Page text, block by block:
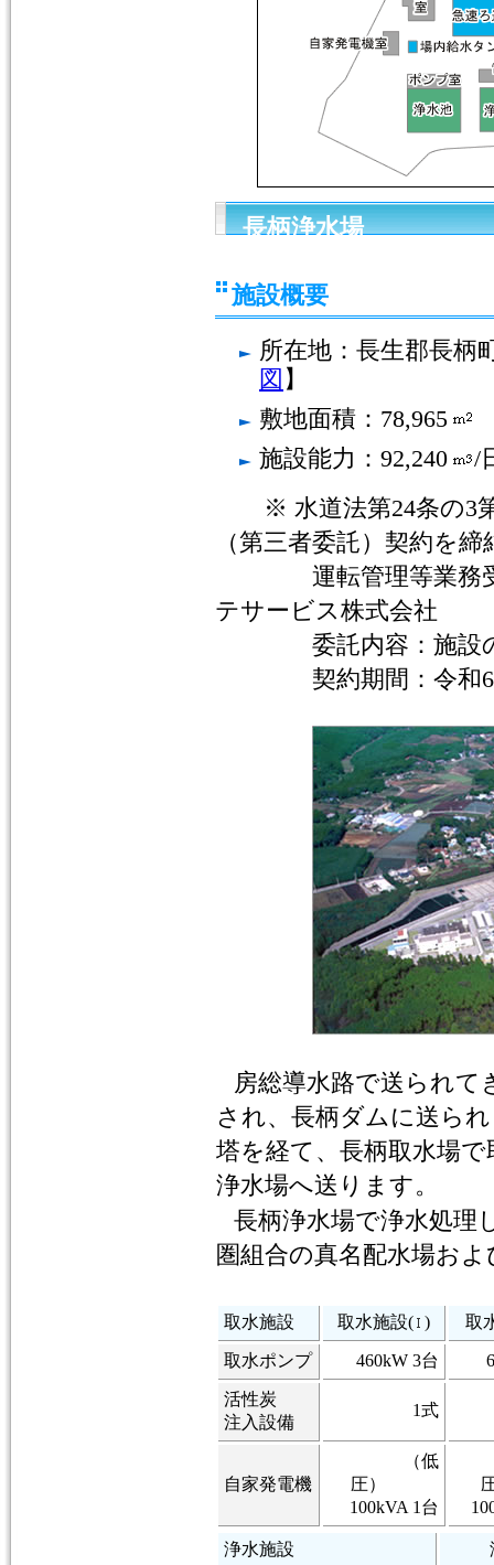
長柄浄水場
施設概要
所在地：長生郡長
図 】
敷地面積：78,965
施設能力：92,240
/
※ 水道法第24条の3第
（第三者委託）契約を締
運転管理等業務受
テサービス株式会社
委託内容：施設の
契約期間：令和6年
房総導水路で送られて
され、長柄ダムに送ら
塔を経て、長柄取水場
浄水場へ送ります。
長柄浄水場で浄水処理
圏組合の真名配水場お
取水施設 取水施設( ) 取
取水ポンプ 460kW 3台
活性炭
注入設備
1式
自家発電機
（低
圧）
100kVA 1台
浄水施設